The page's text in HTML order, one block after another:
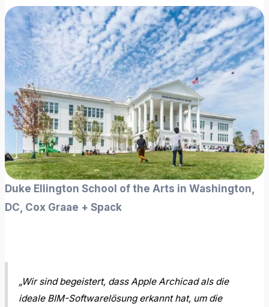
Duke Ellington School of the Arts in Washington,
DC, Cox Graae + Spack
„Wir sind begeistert, dass Apple Archicad als die
ideale BIM-Softwarelösung erkannt hat, um die